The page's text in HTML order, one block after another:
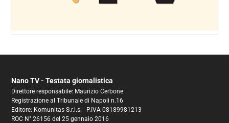
Nano TV - Testata giornalistica
Direttore responsabile: Maurizio Cerbone
Registrazione al Tribunale di Napoli n.16
Editore: Komunitas S.r.l.s. - P.IVA 08189981213
ROC N° 26156 del 25 gennaio 2016